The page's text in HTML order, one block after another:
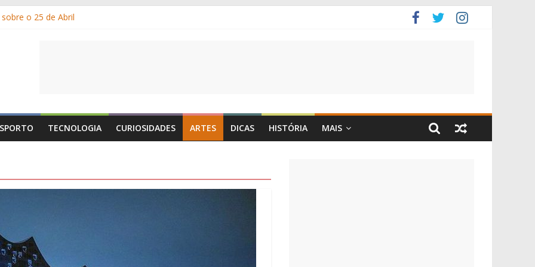
o 25 de Abril
TECNOLOGIA CURIOSIDADES ARTES DICAS HISTÓRIA MAIS